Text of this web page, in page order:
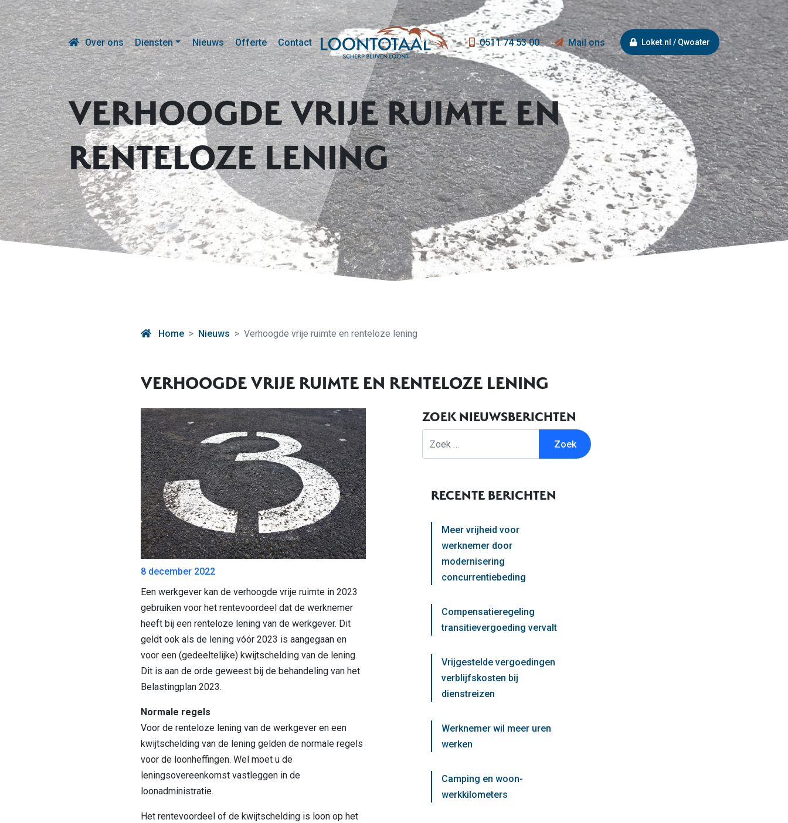
Over ons Diensten Nieuws Offerte Contact 0511 74 53 00 Mail ons Loket.nl / Qwoater
VERHOOGDE VRIJE RUIMTE EN
RENTELOZE LENING
Home Nieuws Verhoogde vrije ruimte en renteloze lening
VERHOOGDE VRIJE RUIMTE EN RENTELOZE LENING
8 december 2022
Een werkgever kan de verhoogde vrije ruimte in 2023
gebruiken voor het rentevoordeel dat de werknemer
heeft bij een renteloze lening van de werkgever. Dit
geldt ook als de lening vóór 2023 is aangegaan en
voor een (gedeeltelijke) kwijtschelding van de lening.
Dit is aan de orde geweest bij de behandeling van het
Belastingplan 2023.
Normale regels
Voor de renteloze lening van de werkgever en een
kwijtschelding van de lening gelden de normale regels
voor de loonheffingen. Wel moet u de
leningsovereenkomst vastleggen in de
loonadministratie.
Het rentevoordeel of de kwijtschelding is loon op het
ZOEK NIEUWSBERICHTEN
RECENTE BERICHTEN
Meer vrijheid voor
werknemer door
modernisering
concurrentiebeding
Compensatieregeling
transitievergoeding vervalt
Vrijgestelde vergoedingen
verblijfskosten bij
dienstreizen
Werknemer wil meer uren
werken
Camping en woon-
werkkilometers